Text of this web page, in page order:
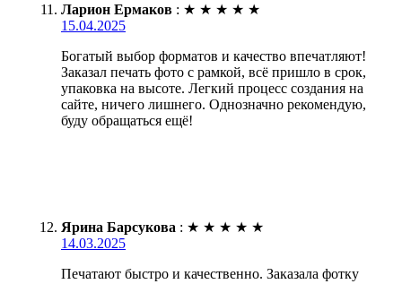
Ларион Ермаков : ★ ★ ★ ★ ★
15.04.2025
Богатый выбор форматов и качество впечатляют!
Заказал печать фото с рамкой, всё пришло в срок,
упаковка на высоте. Легкий процесс создания на
сайте, ничего лишнего. Однозначно рекомендую,
буду обращаться ещё!
Ярина Барсукова : ★ ★ ★ ★ ★
14.03.2025
Печатают быстро и качественно. Заказала фотку